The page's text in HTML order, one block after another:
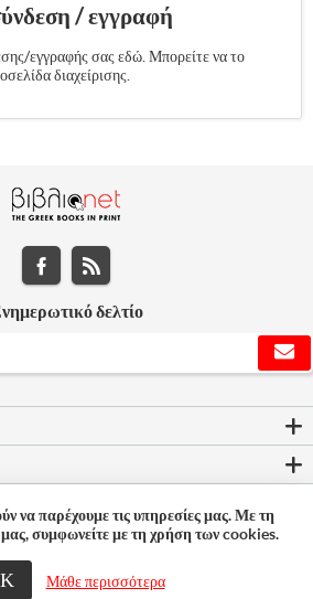
/ εγγραφή
εγγραφής σας εδώ. Μπορείτε να το
διαχείρισης.
δελτίο
© 2026 Bookleader
να παρέχουμε τις υπηρεσίες μας. Με τη
συμφωνείτε με τη χρήση των cookies.
Μάθε περισσότερα